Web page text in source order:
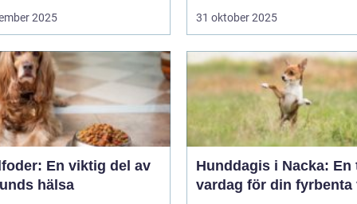
2025 31 oktober 2025
En viktig del av
hälsa
Hunddagis i Nacka: En
vardag för din fyrbenta